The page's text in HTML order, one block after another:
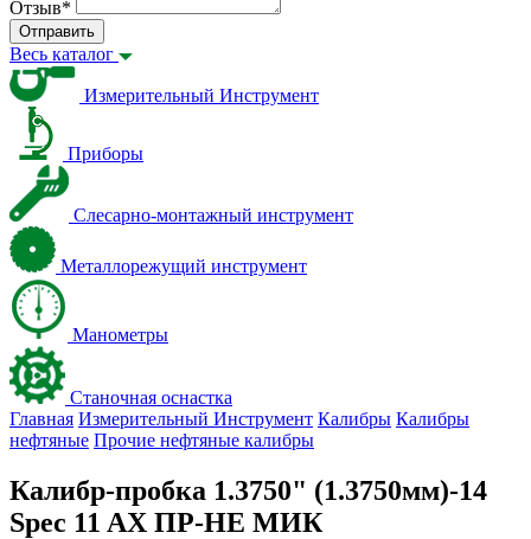
Отзыв*
Отправить
Весь каталог
Измерительный Инструмент
Приборы
Слесарно-монтажный инструмент
Металлорежущий инструмент
Манометры
Станочная оснастка
Главная Измерительный Инструмент Калибры Калибры
нефтяные Прочие нефтяные калибры
Калибр-пробка 1.3750" (1.3750мм)-14
Spec 11 AX ПР-НЕ МИК